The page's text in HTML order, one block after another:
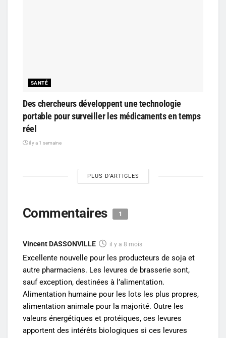
SANTÉ
Des chercheurs développent une technologie
portable pour surveiller les médicaments en temps
réel
il y a 1 semaine
PLUS D'ARTICLES
Commentaires 1
Vincent DASSONVILLE il y a 8 mois
Excellente nouvelle pour les producteurs de soja et
autre pharmaciens. Les levures de brasserie sont,
sauf exception, destinées à l’alimentation.
Alimentation humaine pour les lots les plus propres,
alimentation animale pour la majorité. Outre les
valeurs énergétiques et protéiques, ces levures
apportent des intérêts biologiques si ces levures